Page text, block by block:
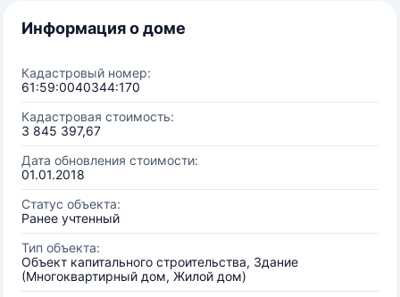
Информация о доме
Кадастровый номер:
61:59:0040344:170
Кадастровая стоимость:
3 845 397,67
Дата обновления стоимости:
01.01.2018
Статус объекта:
Ранее учтенный
Тип объекта:
Объект капитального строительства, Здание
(Многоквартирный дом, Жилой дом)